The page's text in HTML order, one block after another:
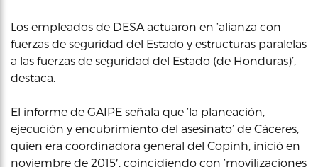
Los empleados de DESA actuaron en ‘alianza con
fuerzas de seguridad del Estado y estructuras paralelas
a las fuerzas de seguridad del Estado (de Honduras)’,
destaca.
El informe de GAIPE señala que ‘la planeación,
ejecución y encubrimiento del asesinato’ de Cáceres,
quien era coordinadora general del Copinh, inició en
noviembre de 2015′, coincidiendo con ‘movilizaciones